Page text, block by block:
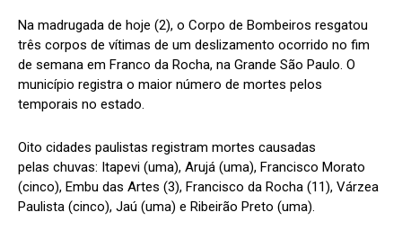
Na madrugada de hoje (2), o Corpo de Bombeiros resgatou
três corpos de vítimas de um deslizamento ocorrido no fim
de semana em Franco da Rocha, na Grande São Paulo. O
município registra o maior número de mortes pelos
temporais no estado.
Oito cidades paulistas registram mortes causadas
pelas chuvas: Itapevi (uma), Arujá (uma), Francisco Morato
(cinco), Embu das Artes (3), Francisco da Rocha (11), Várzea
Paulista (cinco), Jaú (uma) e Ribeirão Preto (uma).